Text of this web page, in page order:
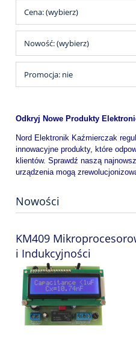
Cena: (wybierz)
Nowość: (wybierz)
Promocja: nie
Odkryj Nowe Produkty
Nord Elektronik Kaźmierczak
innowacyjne produkty, które
klientów. Sprawdź naszą
urządzenia mogą
Nowości
KM409
i Indukcyjności